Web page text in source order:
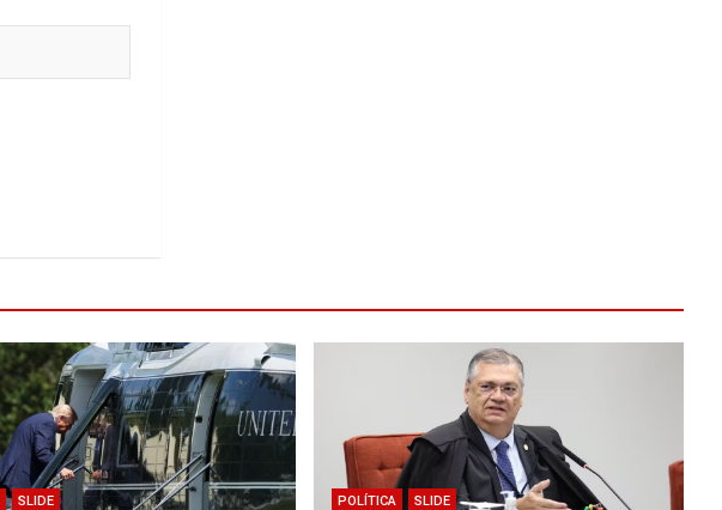
SLIDE POLÍTICA SLIDE